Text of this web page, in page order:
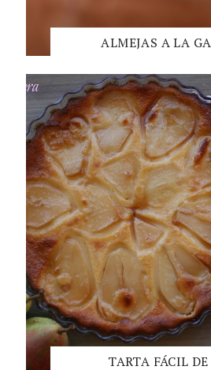
ALMEJAS A LA
TARTA FÁCIL DE